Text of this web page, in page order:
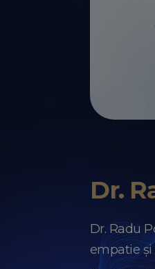
Dr.
Dr. Radu
empatie și